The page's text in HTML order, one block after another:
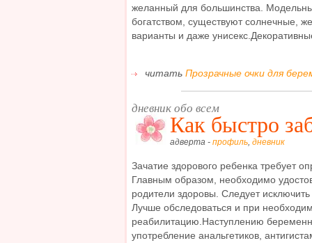
желанный для большинства.
богатством, существуют солнечные,
варианты и даже
читать Прозрачные очки для
дневник обо всем
Как быстро
адверта - профиль, дневник
Зачатие здорового ребенка требует
Главным образом, необходимо
родители здоровы. Следует
Лучше обследоваться и при
реабилитацию.Наступлению
употребление анальгетиков,